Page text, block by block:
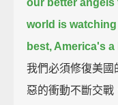
world is
best, America's
我們必須修復美國
惡的衝動不斷交戰